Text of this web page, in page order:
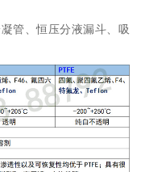
管、恒压分液漏斗、吸